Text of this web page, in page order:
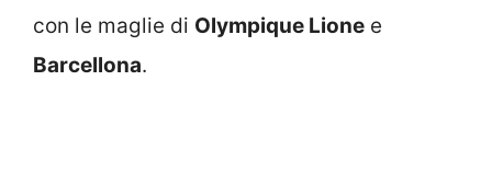
con le maglie di Olympique Lione e
Barcellona.